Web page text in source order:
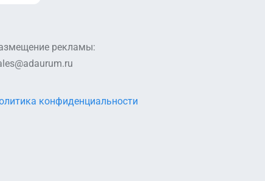
рекламы:
конфиденциальности